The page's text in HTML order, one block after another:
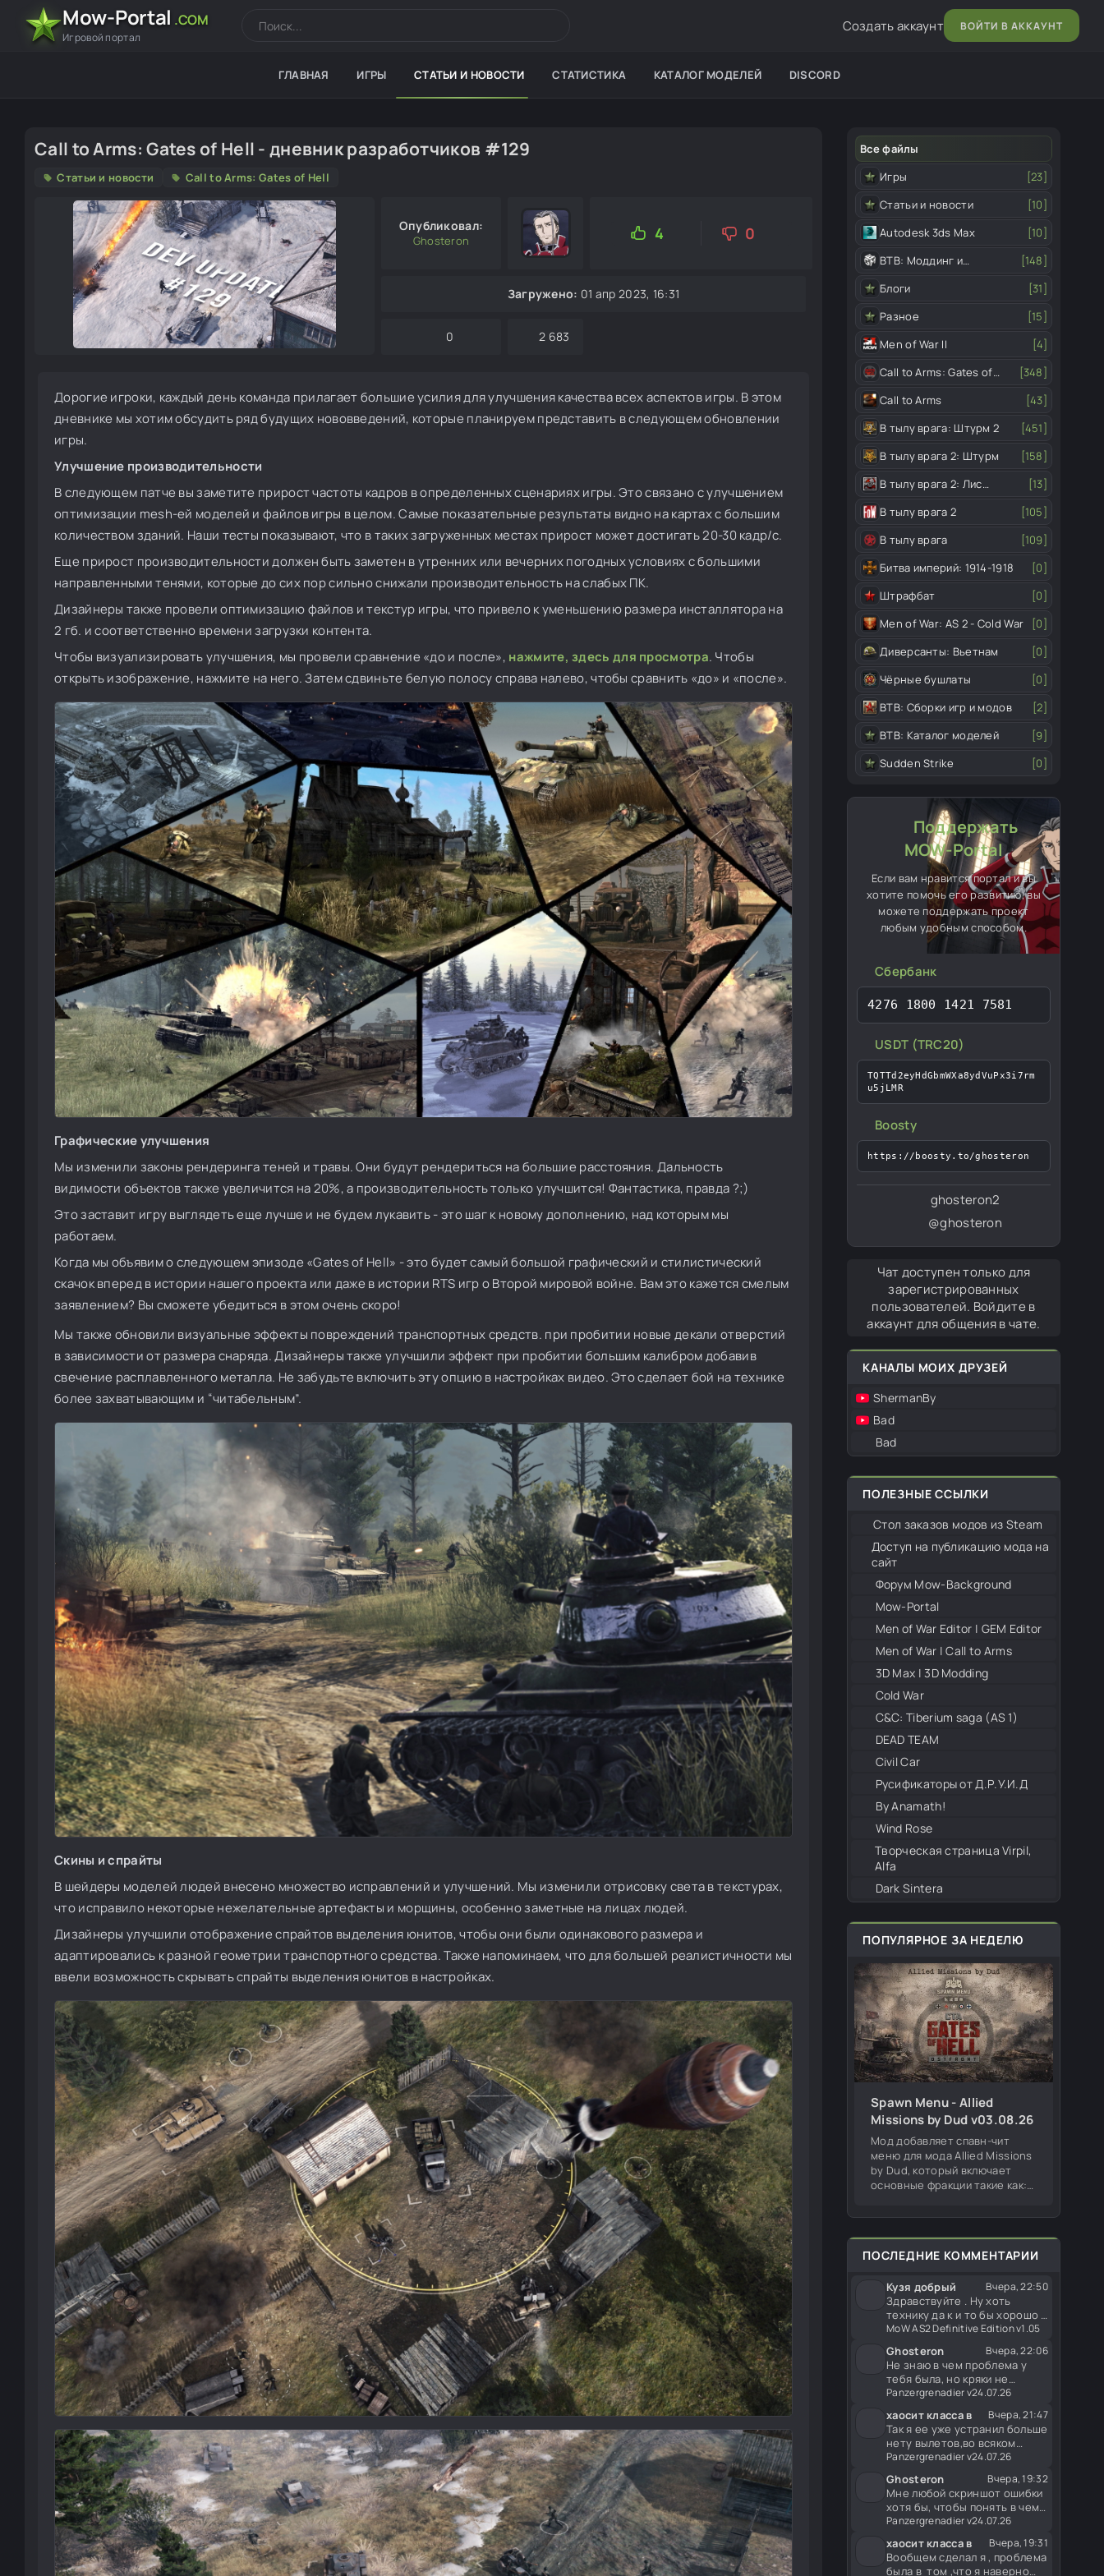
Mow-Portal .COM
Игровой портал
Создать аккаунт ВОЙТИ В АККАУНТ
ГЛАВНАЯ ИГРЫ СТАТЬИ И НОВОСТИ СТАТИСТИКА КАТАЛОГ МОДЕЛЕЙ DISCORD
Call to Arms: Gates of Hell - дневник разработчиков #129
Статьи и новости Call to Arms: Gates of Hell
Опубликовал:
Ghosteron 4 0
Загружено: 01 апр 2023, 16:31
0 2 683
Дорогие игроки, каждый день команда прилагает большие усилия для улучшения качества всех аспектов игры. В этом
дневнике мы хотим обсудить ряд будущих нововведений, которые планируем представить в следующем обновлении
игры.
Улучшение производительности
В следующем патче вы заметите прирост частоты кадров в определенных сценариях игры. Это связано с улучшением
оптимизации mesh-ей моделей и файлов игры в целом. Самые показательные результаты видно на картах с большим
количеством зданий. Наши тесты показывают, что в таких загруженных местах прирост может достигать 20-30 кадр/с.
Еще прирост производительности должен быть заметен в утренних или вечерних погодных условиях с большими
направленными тенями, которые до сих пор сильно снижали производительность на слабых ПК.
Дизайнеры также провели оптимизацию файлов и текстур игры, что привело к уменьшению размера инсталлятора на
2 гб. и соответственно времени загрузки контента.
Чтобы визуализировать улучшения, мы провели сравнение «до и после», нажмите, здесь для просмотра. Чтобы
открыть изображение, нажмите на него. Затем сдвиньте белую полосу справа налево, чтобы сравнить «до» и «после».
Графические улучшения
Мы изменили законы рендеринга теней и травы. Они будут рендериться на большие расстояния. Дальность
видимости объектов также увеличится на 20%, а производительность только улучшится! Фантастика, правда ?;)
Это заставит игру выглядеть еще лучше и не будем лукавить - это шаг к новому дополнению, над которым мы
работаем.
Когда мы объявим о следующем эпизоде «Gates of Hell» - это будет самый большой графический и стилистический
скачок вперед в истории нашего проекта или даже в истории RTS игр о Второй мировой войне. Вам это кажется смелым
заявлением? Вы сможете убедиться в этом очень скоро!
Мы также обновили визуальные эффекты повреждений транспортных средств. при пробитии новые декали отверстий
в зависимости от размера снаряда. Дизайнеры также улучшили эффект при пробитии большим калибром добавив
свечение расплавленного металла. Не забудьте включить эту опцию в настройках видео. Это сделает бой на технике
более захватывающим и “читабельным”.
Скины и спрайты
В шейдеры моделей людей внесено множество исправлений и улучшений. Мы изменили отрисовку света в текстурах,
что исправило некоторые нежелательные артефакты и морщины, особенно заметные на лицах людей.
Дизайнеры улучшили отображение спрайтов выделения юнитов, чтобы они были одинакового размера и
адаптировались к разной геометрии транспортного средства. Также напоминаем, что для большей реалистичности мы
ввели возможность скрывать спрайты выделения юнитов в настройках.
Все файлы
Игры
[23]
Статьи и новости
[10]
Autodesk 3ds Max
[10]
ВТВ: Моддинг и
[148]
Блоги
[31]
Разное
[15]
Men of War II
[4]
Call to Arms: Gates of
[348]
Call to Arms
[43]
В тылу врага: Штурм 2
[451]
В тылу врага 2: Штурм
[158]
В тылу врага 2: Лис
[13]
В тылу врага 2
[105]
В тылу врага
[109]
Битва империй: 1914-1918
[0]
Штрафбат
[0]
Men of War: AS 2 - Cold War
[0]
Диверсанты: Вьетнам
[0]
Чёрные бушлаты
[0]
ВТВ: Сборки игр и модов
[2]
ВТВ: Каталог моделей
[9]
Sudden Strike
[0]
Поддержать
MOW-Portal
Если вам нравится портал и вы
хотите помочь его развитию, вы
можете поддержать проект
любым удобным способом.
Сбербанк
4276 1800 1421 7581
USDT (TRC20)
TQTTd2eyHdGbmWXa8ydVuPx3i7rm
u5jLMR
Boosty
https://boosty.to/ghosteron
ghosteron2
@ghosteron
Чат доступен только для
зарегистрированных
пользователей. Войдите в
аккаунт для общения в чате.
КАНАЛЫ МОИХ ДРУЗЕЙ
ShermanBy
Bad
Bad
ПОЛЕЗНЫЕ ССЫЛКИ
Стол заказов модов из Steam
Доступ на публикацию мода на
сайт
Форум Mow-Background
Mow-Portal
Men of War Editor | GEM Editor
Men of War | Call to Arms
3D Max | 3D Modding
Cold War
С&С: Tiberium saga (AS 1)
DEAD TEAM
Civil Car
Русификаторы от Д.Р.У.И.Д
By Anamath!
Wind Rose
Творческая страница Virpil,
Alfa
Dark Sintera
ПОПУЛЯРНОЕ ЗА НЕДЕЛЮ
Spawn Menu - Allied
Missions by Dud v03.08.26
Мод добавляет спавн-чит
меню для мода Allied Missions
by Dud, который включает
основные фракции такие как:
Британия и Финляндия. Меню
со всеми
ПОСЛЕДНИЕ КОММЕНТАРИИ
Кузя добрый Вчера, 22:50
Здравствуйте . Ну хоть
технику да к и то бы хорошо .
А что касаемо пехоты . Ну
MoW AS2 Definitive Edition v1.05
Ghosteron Вчера, 22:06
Не знаю в чем проблема у
тебя была, но кряки не
зависят от вылетов "модов", а
Panzergrenadier v24.07.26
хаосит класса в Вчера, 21:47
Так я ее уже устранил больше
нету вылетов,во всяком
случае пока
Panzergrenadier v24.07.26
Ghosteron Вчера, 19:32
Мне любой скриншот ошибки
хотя бы, чтобы понять в чем
проблема.
Panzergrenadier v24.07.26
хаосит класса в Вчера, 19:31
Вообщем сделал я , проблема
была в том ,что я наверно